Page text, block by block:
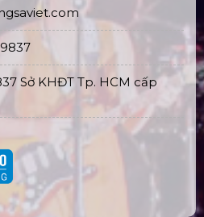
Sở KHĐT Tp. HCM cấp